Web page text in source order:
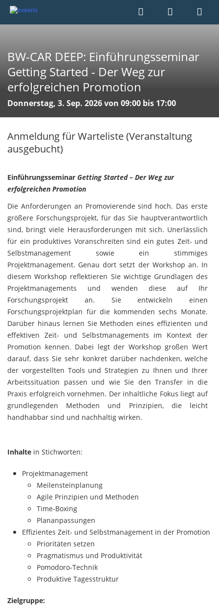
BW-CAR DEEP: Einführungsseminar
Getting Started - Der Weg zur
erfolgreichen Promotion
Donnerstag, 3. Sep. 2026 von 09:00 bis 17:00
Anmeldung für Warteliste (Veranstaltung
ausgebucht)
Einführungsseminar Getting Started – Der Weg zur
erfolgreichen Promotion
Die Anforderungen an Promovierende sind hoch. Das erste
größere Forschungsprojekt, für das Sie hauptverantwortlich
sind, bringt viele Herausforderungen mit sich. Unerlässlich
für ein produktives Voranschreiten sind ein gutes Zeit- und
Selbstmanagement sowie ein stimmiges
Projektmanagement. Genau dort setzt der Workshop an. In
diesem Workshop reflektieren Sie wichtige Grundlagen des
Projektmanagements und wenden diese auf Ihr
Forschungsprojekt an. Sie entwickeln einen
Forschungsprojektplan für die kommenden sechs Monate.
Darüber hinaus lernen Sie Methoden eines effizienten und
effektiven Zeit- und Selbstmanagements im Kontext der
Promotion kennen. Dabei legt der Workshop großen Wert
darauf, dass Sie sehr konkret darüber nachdenken, welche
der vorgestellten Tools und Strategien zu Ihnen und Ihrer
Arbeitssituation passen und wie Sie den Transfer in die
Praxis erfolgreich vornehmen. Der inhaltliche Fokus liegt auf
grundlegenden Methoden und Prinzipien, die leicht
handhabbar sind und nachhaltig wirken.
Inhalte in Stichworten:
Projektmanagement
Meilensteinplanung
Agile Prinzipien und Methoden
Time-Boxing
Plananpassungen
Effizientes Zeit- und Selbstmanagement in der Promotion
Prioritäten setzen
Pragmatismus und Produktivität
Pomodoro-Technik
Produktive Tagesstruktur
Zielgruppe: